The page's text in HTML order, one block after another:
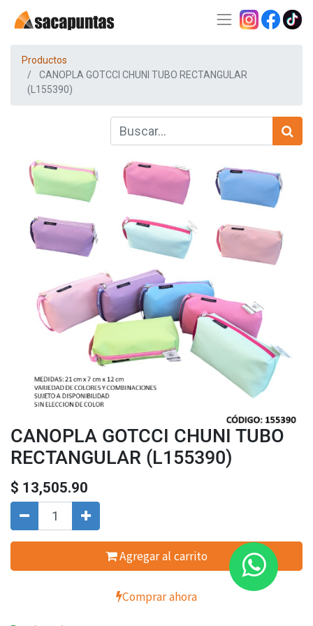
Productos
CANOPLA GOTCCI CHUNI TUBO RECTANGULAR
(L155390)
CANOPLA GOTCCI CHUNI TUBO
RECTANGULAR (L155390)
$ 13,505.90
Agregar al carrito
Comprar ahora